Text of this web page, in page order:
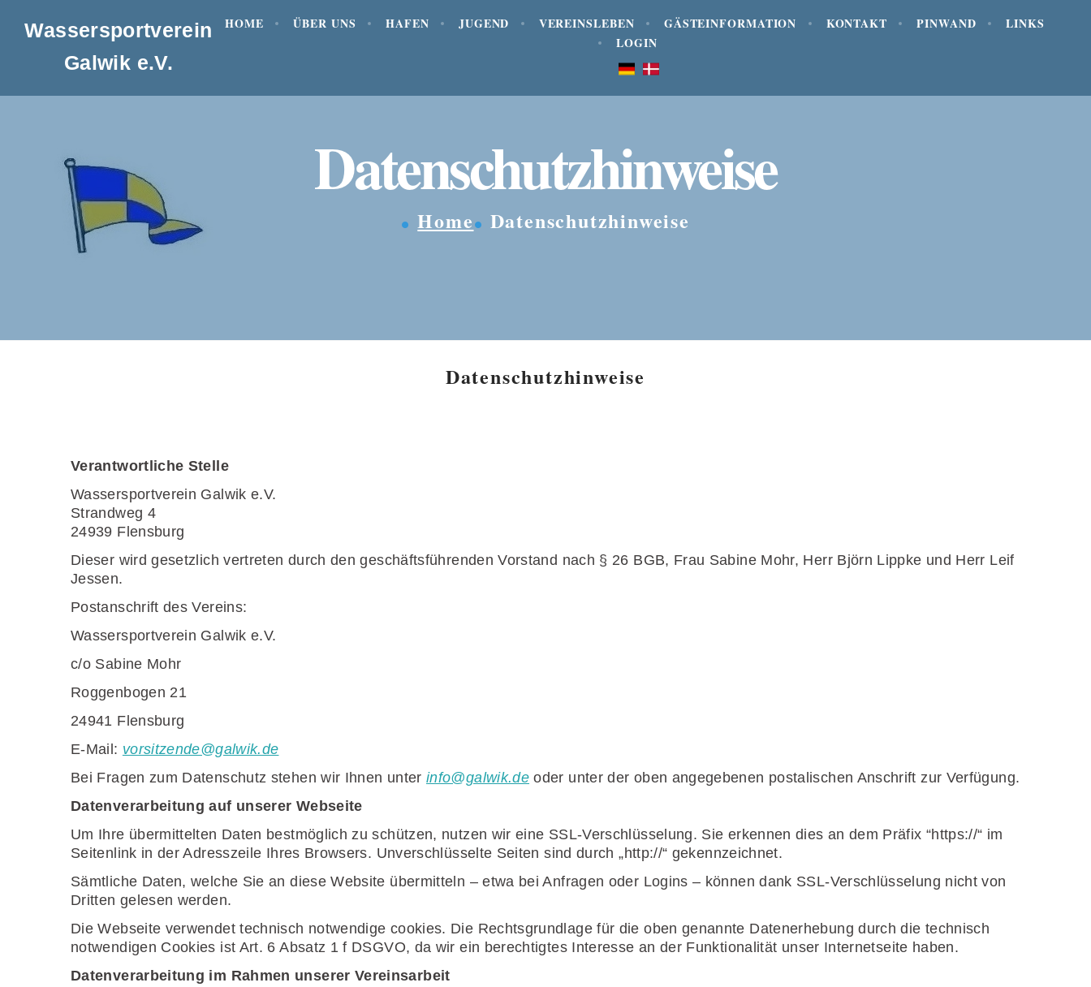
Wassersportverein
Galwik e.V.
HOME ÜBER UNS HAFEN JUGEND VEREINSLEBEN GÄSTEINFORMATION KONTAKT PINWAND
LINKS
LOGIN
Datenschutzhinweise
Home Datenschutzhinweise
Datenschutzhinweise
Verantwortliche Stelle
Wassersportverein Galwik e.V.
Strandweg 4
24939 Flensburg
Dieser wird gesetzlich vertreten durch den geschäftsführenden Vorstand nach § 26 BGB, Frau Sabine Mohr, Herr Björn Lippke und Herr Leif
Jessen.
Postanschrift des Vereins:
Wassersportverein Galwik e.V.
c/o Sabine Mohr
Roggenbogen 21
24941 Flensburg
E-Mail: vorsitzende@galwik.de
Bei Fragen zum Datenschutz stehen wir Ihnen unter info@galwik.de oder unter der oben angegebenen postalischen Anschrift zur Verfügung.
Datenverarbeitung auf unserer Webseite
Um Ihre übermittelten Daten bestmöglich zu schützen, nutzen wir eine SSL-Verschlüsselung. Sie erkennen dies an dem Präfix “https://“ im
Seitenlink in der Adresszeile Ihres Browsers. Unverschlüsselte Seiten sind durch „http://“ gekennzeichnet.
Sämtliche Daten, welche Sie an diese Website übermitteln – etwa bei Anfragen oder Logins – können dank SSL-Verschlüsselung nicht von
Dritten gelesen werden.
Die Webseite verwendet technisch notwendige cookies. Die Rechtsgrundlage für die oben genannte Datenerhebung durch die technisch
notwendigen Cookies ist Art. 6 Absatz 1 f DSGVO, da wir ein berechtigtes Interesse an der Funktionalität unser Internetseite haben.
Datenverarbeitung im Rahmen unserer Vereinsarbeit